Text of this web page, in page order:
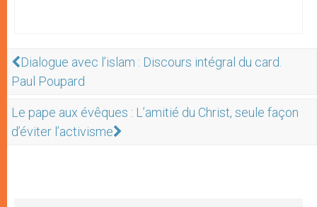
Dialogue avec l’islam : Discours intégral du card.
Paul Poupard
Le pape aux évêques : L’amitié du Christ, seule façon
d’éviter l’activisme